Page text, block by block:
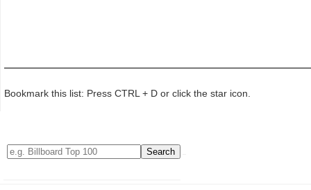
Bookmark this list: Press CTRL + D or click the star icon.